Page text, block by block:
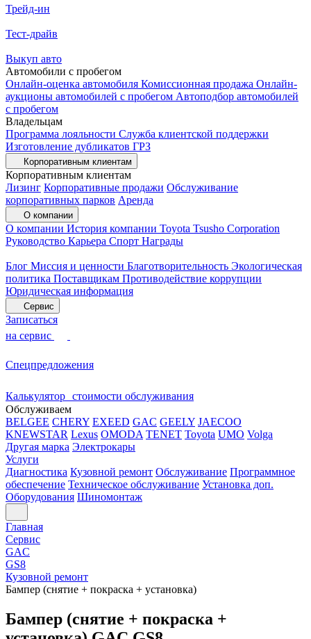
Трейд-ин
Тест-драйв
Выкуп авто
Автомобили с пробегом
Онлайн-оценка автомобиля Комиссионная продажа Онлайн-
аукционы автомобилей с пробегом Автоподбор автомобилей
с пробегом
Владельцам
Программа лояльности Служба клиентской поддержки
Изготовление дубликатов ГРЗ
Корпоративным клиентам
Корпоративным клиентам
Лизинг Корпоративные продажи Обслуживание
корпоративных парков Аренда
О компании
О компании История компании Toyota Tsusho Corporation
Руководство Карьера Спорт Награды
Блог Миссия и ценности Благотворительность Экологическая
политика Поставщикам Противодействие коррупции
Юридическая информация
Сервис
Записаться
на сервис
Спецпредложения
Калькулятор стоимости обслуживания
Обслуживаем
BELGEE CHERY EXEED GAC GEELY JAECOO
KNEWSTAR Lexus OMODA TENET Toyota UMO Volga
Другая марка Электрокары
Услуги
Диагностика Кузовной ремонт Обслуживание Программное
обеспечение Техническое обслуживание Установка доп.
Оборудования Шиномонтаж
Главная
Сервис
GAC
GS8
Кузовной ремонт
Бампер (снятие + покраска + установка)
Бампер (снятие + покраска +